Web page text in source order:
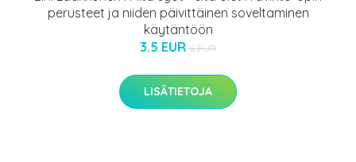
perusteet ja niiden päivittäinen soveltaminen
käytäntöön
3.5 EUR 6 EUR
LISÄTIETOJA